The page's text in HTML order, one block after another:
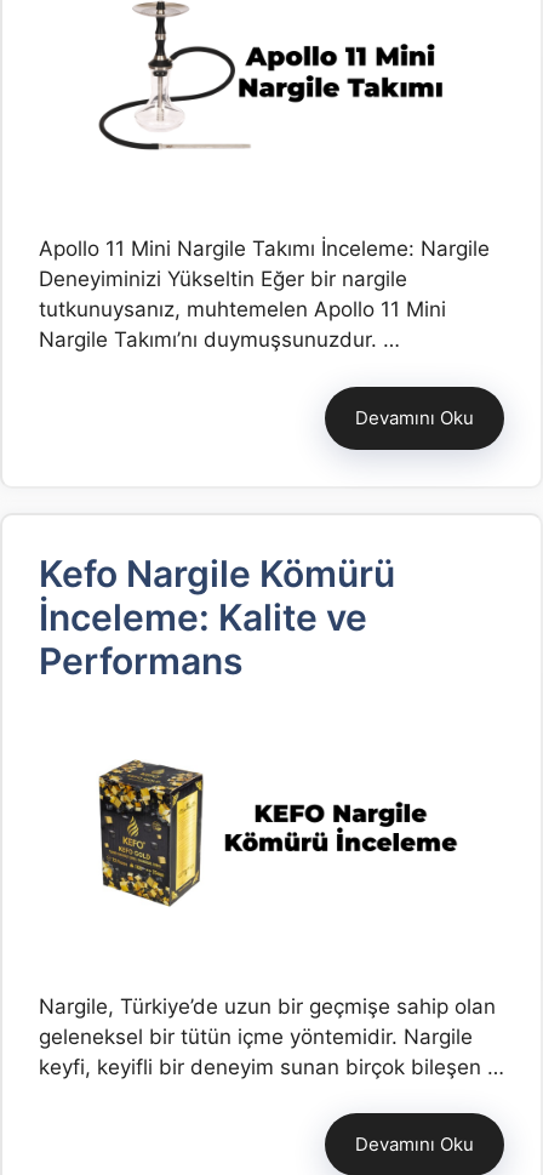
Apollo 11 Mini Nargile Takımı İnceleme: Nargile
Deneyiminizi Yükseltin Eğer bir nargile
tutkunuysanız, muhtemelen Apollo 11 Mini
Nargile Takımı’nı duymuşsunuzdur. …
Devamını Oku
Kefo Nargile Kömürü
İnceleme: Kalite ve
Performans
Nargile, Türkiye’de uzun bir geçmişe sahip olan
geleneksel bir tütün içme yöntemidir. Nargile
keyfi, keyifli bir deneyim sunan birçok bileşen …
Devamını Oku